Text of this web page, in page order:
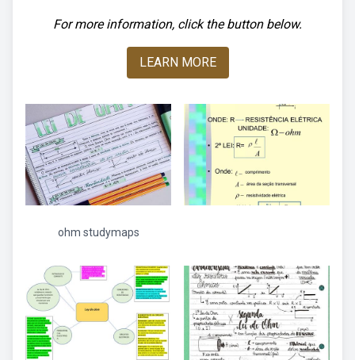
For more information, click the button below.
LEARN MORE
ohm studymaps